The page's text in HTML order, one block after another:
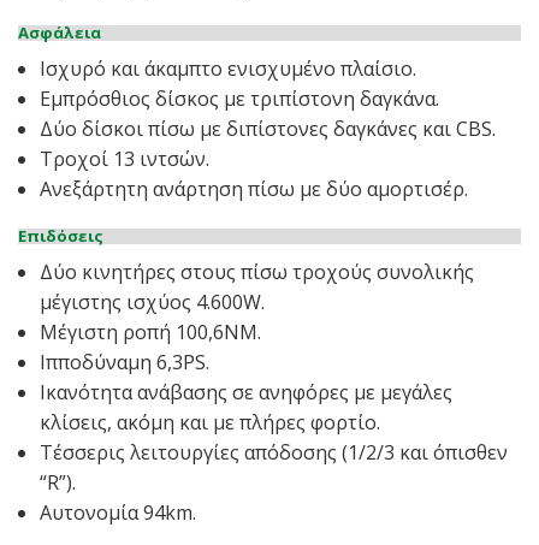
Ασφάλεια
Ισχυρό και άκαμπτο ενισχυμένο πλαίσιο.
Εμπρόσθιος δίσκος με τριπίστονη δαγκάνα.
Δύο δίσκοι πίσω με διπίστονες δαγκάνες και CBS.
Τροχοί 13 ιντσών.
Ανεξάρτητη ανάρτηση πίσω με δύο αμορτισέρ.
Επιδόσεις
Δύο κινητήρες στους πίσω τροχούς συνολικής
μέγιστης ισχύος 4.600W.
Μέγιστη ροπή 100,6NM.
Ιπποδύναμη 6,3PS.
Ικανότητα ανάβασης σε ανηφόρες με μεγάλες
κλίσεις, ακόμη και με πλήρες φορτίο.
Τέσσερις λειτουργίες απόδοσης (1/2/3 και όπισθεν
“R”).
Αυτονομία 94km.